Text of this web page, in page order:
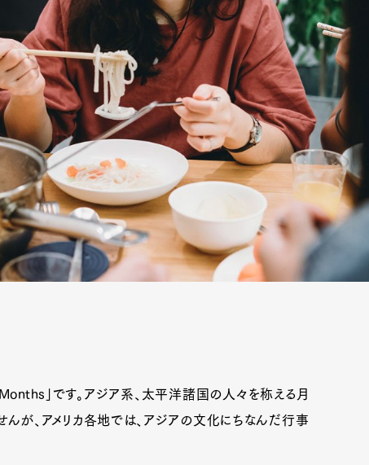
」です。アジア系、太平洋諸国の人々を称える月
が、アメリカ各地では、アジアの文化にちなんだ行事